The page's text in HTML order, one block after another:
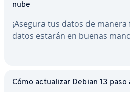
nube
¡Asegura tus datos de
datos estarán en buenas
Cómo ac­tua­li­zar Debian 13 paso